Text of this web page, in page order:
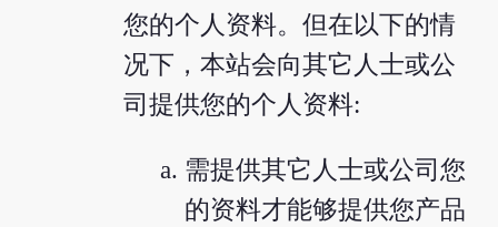
您的个人资料。但在以下的情
况下，本站会向其它人士或公
司提供您的个人资料:
需提供其它人士或公司您
的资料才能够提供您产品